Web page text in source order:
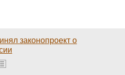
законопроект о